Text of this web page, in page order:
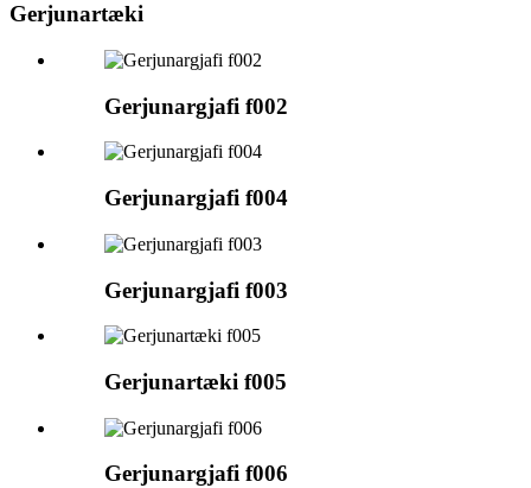
Gerjunartæki
Gerjunargjafi f002
Gerjunargjafi f004
Gerjunargjafi f003
Gerjunartæki f005
Gerjunargjafi f006